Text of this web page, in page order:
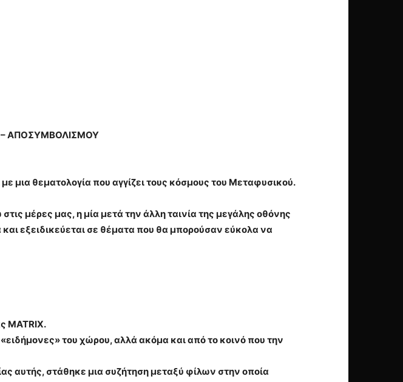
– ΑΠΟΣΥΜΒΟΛΙΣΜΟΥ
μια θεματολογία που αγγίζει τους κόσμους του Μεταφυσικού.
μέρες μας, η μία μετά την άλλη ταινία της μεγάλης οθόνης
εξειδικεύεται σε θέματα που θα μπορούσαν εύκολα να
MATRIX.
του χώρου, αλλά ακόμα και από το κοινό που την
αυτής, στάθηκε μια συζήτηση μεταξύ φίλων στην οποία